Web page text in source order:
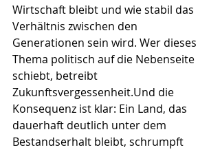
Wirtschaft bleibt und wie stabil das
Verhältnis zwischen den
Generationen sein wird. Wer dieses
Thema politisch auf die Nebenseite
schiebt, betreibt
Zukunftsvergessenheit.Und die
Konsequenz ist klar: Ein Land, das
dauerhaft deutlich unter dem
Bestandserhalt bleibt, schrumpft